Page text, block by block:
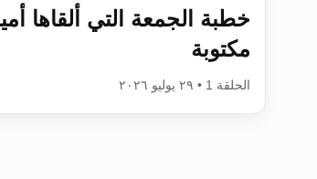
مكتوبة
الحلقة 1 • ٢٩ يوليو ٢٠٢٦